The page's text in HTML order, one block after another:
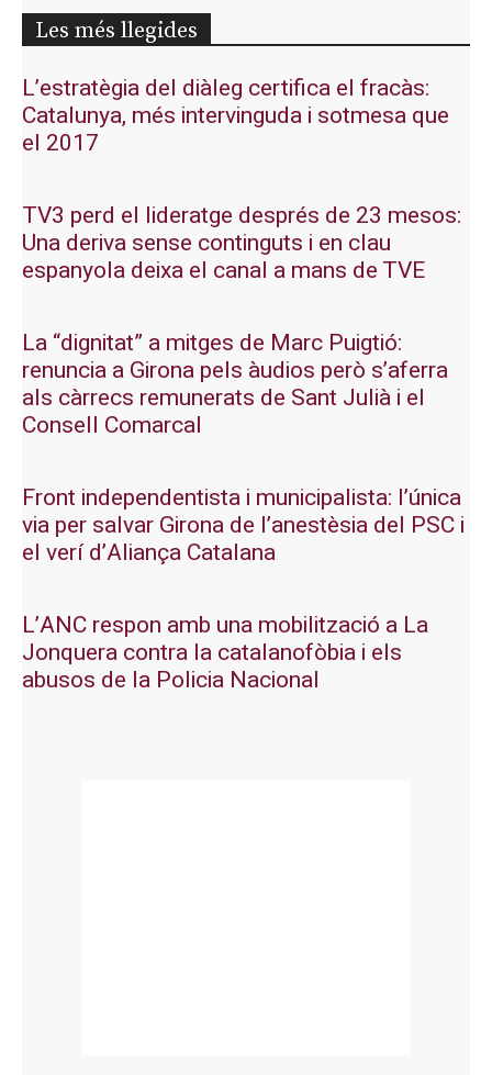
Les més llegides
L’estratègia del diàleg certifica el fracàs:
Catalunya, més intervinguda i sotmesa que
el 2017
TV3 perd el lideratge després de 23 mesos:
Una deriva sense continguts i en clau
espanyola deixa el canal a mans de TVE
La “dignitat” a mitges de Marc Puigtió:
renuncia a Girona pels àudios però s’aferra
als càrrecs remunerats de Sant Julià i el
Consell Comarcal
Front independentista i municipalista: l’única
via per salvar Girona de l’anestèsia del PSC i
el verí d’Aliança Catalana
L’ANC respon amb una mobilització a La
Jonquera contra la catalanofòbia i els
abusos de la Policia Nacional